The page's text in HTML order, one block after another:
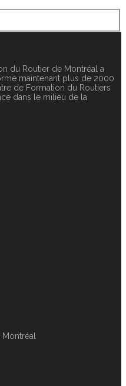
du Routier de Montréal a
maintenant plus de 2000
de Formation du Routiers
dans le milieu de la